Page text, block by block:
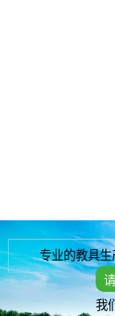
专业的教具生
我